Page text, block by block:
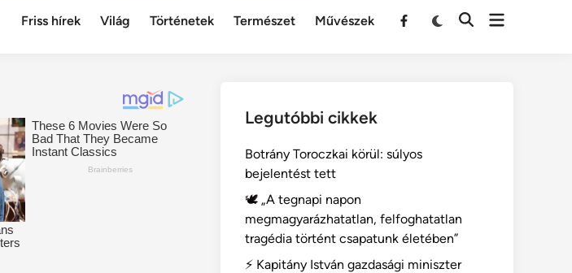
Friss hírek Világ Történetek Természet Művészek
Menu
Legutóbbi cikkek
Botrány Toroczkai körül: súlyos
bejelentést tett
🕊️ „A tegnapi napon
megmagyarázhatatlan, felfoghatatlan
tragédia történt csapatunk életében”
⚡ Kapitány István gazdasági miniszter